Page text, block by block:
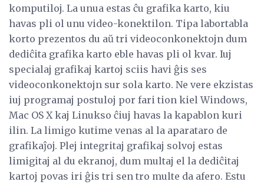
komputiloj. La unua estas ĉu grafika karto, kiu
havas pli ol unu video-konektilon. Tipa labortabla
korto prezentos du aŭ tri videoconkonektojn dum
dediĉita grafika karto eble havas pli ol kvar. Iuj
specialaj grafikaj kartoj sciis havi ĝis ses
videoconkonektojn sur sola karto. Ne vere ekzistas
iuj programaj postuloj por fari tion kiel Windows,
Mac OS X kaj Linukso ĉiuj havas la kapablon kuri
ilin. La limigo kutime venas al la aparataro de
grafikaĵoj. Plej integritaj grafikaj solvoj estas
limigitaj al du ekranoj, dum multaj el la dediĉitaj
kartoj povas iri ĝis tri sen tro multe da afero. Estu